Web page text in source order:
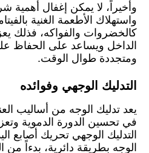
وأخيراً، لا يمكن إغفال أهمية
واستهلاك الأطعمة الغنية
كالخضروات والفواكه، فذلك
الداخل ويساعد على الحفاظ
ومتجددة طوال الوقت.
التدليك الوجهي وفوائده
يعد تدليك الوجه من أساليب
في تحسين الدورة الدموية
التدليك الوجهي تحريك أصابع
الوجه بطريقة دائرية، بدءاً من